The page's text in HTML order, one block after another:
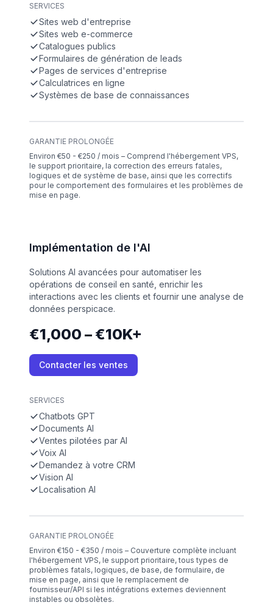
SERVICES
Sites web d'entreprise
Sites web e-commerce
Catalogues publics
Formulaires de génération de leads
Pages de services d'entreprise
Calculatrices en ligne
Systèmes de base de connaissances
GARANTIE PROLONGÉE
Environ €50 - €250 / mois – Comprend l'hébergement VPS,
le support prioritaire, la correction des erreurs fatales,
logiques et de système de base, ainsi que les correctifs
pour le comportement des formulaires et les problèmes de
mise en page.
Implémentation de l'AI
Solutions AI avancées pour automatiser les
opérations de conseil en santé, enrichir les
interactions avec les clients et fournir une analyse de
données perspicace.
€1,000 – €10K+
Contacter les ventes
SERVICES
Chatbots GPT
Documents AI
Ventes pilotées par AI
Voix AI
Demandez à votre CRM
Vision AI
Localisation AI
GARANTIE PROLONGÉE
Environ €150 - €350 / mois – Couverture complète incluant
l'hébergement VPS, le support prioritaire, tous types de
problèmes fatals, logiques, de base, de formulaire, de
mise en page, ainsi que le remplacement de
fournisseur/API si les intégrations externes deviennent
instables ou obsolètes.